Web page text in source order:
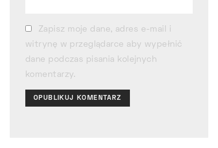
Zapisz moje dane, adres e-mail i
witrynę w przeglądarce aby wypełnić
dane podczas pisania kolejnych
komentarzy.